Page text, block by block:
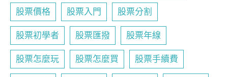
股票價格 股票入門 股票分割
股票初學者 股票匯撥 股票年線
股票怎麼玩 股票怎麼買 股票手續費